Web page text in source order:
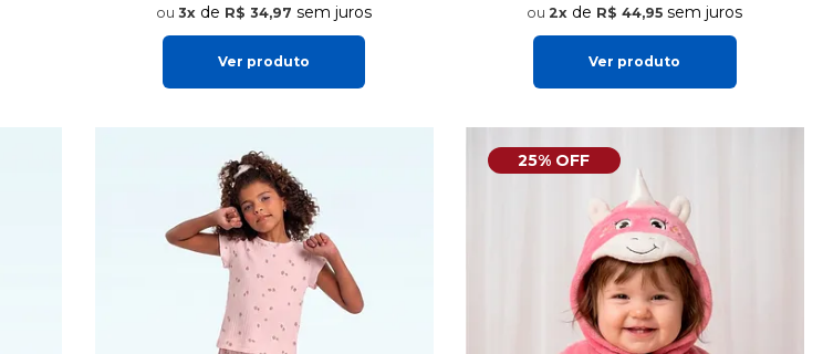
3x de R$ 34,97 sem juros
Ver produto
2x de R$ 44,95sem juros
Ver produto
25% OFF